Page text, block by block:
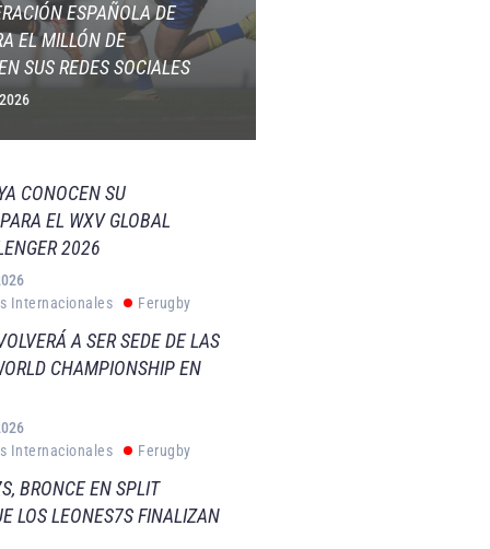
ESPAÑOLA DE
EL MILLÓN DE
SUS REDES SOCIALES
CONOCEN SU
EL WXV GLOBAL
2026
Internacionales
Ferugby
A SER SEDE DE LAS
CHAMPIONSHIP EN
Internacionales
Ferugby
BRONCE EN SPLIT
LOS LEONES7S FINALIZAN